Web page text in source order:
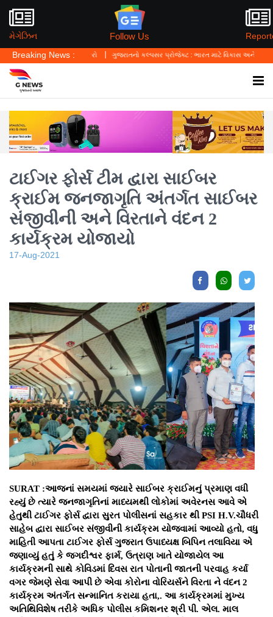
મેગેઝિન Follow Us
Breaking News :
શરુઆત કરો ગુજરાતનો કલ્પસર પ્રોજેક્ટ : ભારત માટે વિકાસ અને જળસંચયનું ભવિષ્ય
ટાઈગર ફોર્સ ટીમ દ્વારા સાઈબર
ક્રાઈમ જનજાગૃતિ અંતર્ગત સાઈબર
સંજીવીની અને વિરતાને વંદન 2
કાર્યક્રમ યોજાયો
17-Aug-2021
SURAT :આજનાં સમયમાં જ્યારે સાઈબર ક્રાઈમનું પ્રમાણ વધી
રહ્યું છે ત્યારે જનજાગૃતિનાં માધ્યમથી લોકોમાં અવેરનસ આવે એ
હેતુથી ટાઈગર ફોર્સ દ્વારા સુરત પોલીસનાં સહકાર થી PSI H.V.ચૌધરી
સાહેબ દ્વારા સાઈબર સંજીવીની કાર્યક્રમ યોજવામાં આવ્યો હતો, વધુ
માહિતી આપતા ટાઈગર ફોર્સ ગુજરાત ઉપાધ્યક્ષ બિપિન તલાવિયા એ
જણાવ્યું હતું કે જગદીશ્વર ફાર્મ, ઉત્રાણ ખાતે યોજાયેલ આ
કાર્યક્રમની સાથે કોવિડમાં દિવસ રાત પોતાની જાતની પરવાહ કર્યા
વગર જેમણે સેવા આપી છે એવા કોરોના વોરિયર્સને વિરતા ને વંદન 2
કાર્યક્રમ અંતર્ગત સન્માનિત કરાયા હતા,. આ કાર્યક્રમમાં મુખ્ય
અતિથિવિશેષ તરીકે અધિક પોલીસ કમિશનર શ્રી પી. એલ. માલ